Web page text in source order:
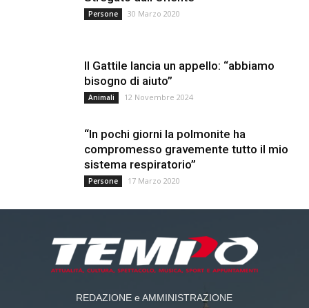
Persone 30 Marzo 2020
Il Gattile lancia un appello: “abbiamo
bisogno di aiuto”
Animali 12 Novembre 2024
“In pochi giorni la polmonite ha
compromesso gravemente tutto il mio
sistema respiratorio”
Persone 17 Marzo 2020
REDAZIONE e AMMINISTRAZIONE